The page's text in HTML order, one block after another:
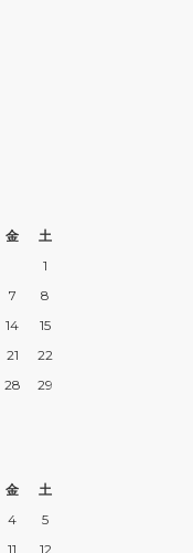
金
土
1
7
8
14
15
21
22
28
29
金
土
4
5
11
12